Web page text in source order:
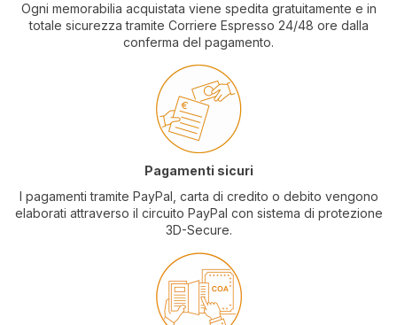
Ogni memorabilia acquistata viene spedita gratuitamente e in
totale sicurezza tramite Corriere Espresso 24/48 ore dalla
conferma del pagamento.
Pagamenti sicuri
I pagamenti tramite PayPal, carta di credito o debito vengono
elaborati attraverso il circuito PayPal con sistema di protezione
3D-Secure.